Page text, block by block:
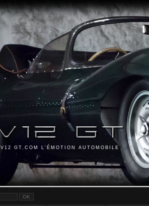
V12 GT.COM L'ÉMOTION AUTOMOBILE